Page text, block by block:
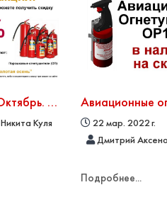
Акция месяца. Октябрь. Скидка 5% на огнетушители
Никита Куля
22 мар. 2022 г.
Дмитрий
Подробнее...